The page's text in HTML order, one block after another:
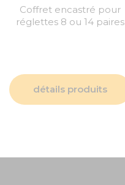
Coffret encastré pour
réglettes 8 ou 14 paires
détails produits